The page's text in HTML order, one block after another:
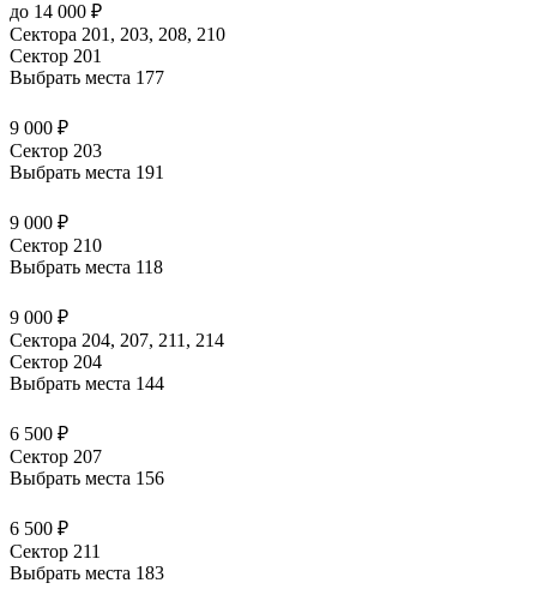
до 14 000 ₽
Сектора 201, 203, 208, 210
Сектор 201
Выбрать места 177
9 000 ₽
Сектор 203
Выбрать места 191
9 000 ₽
Сектор 210
Выбрать места 118
9 000 ₽
Сектора 204, 207, 211, 214
Сектор 204
Выбрать места 144
6 500 ₽
Сектор 207
Выбрать места 156
6 500 ₽
Сектор 211
Выбрать места 183